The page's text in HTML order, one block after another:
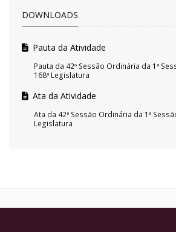
DOWNLOADS
Pauta da Atividade
Pauta da 42º Sessão Ordinária da 1ª
168ª Legislatura
Ata da Atividade
Ata da 42ª Sessão Ordinária da 1ª
Legislatura